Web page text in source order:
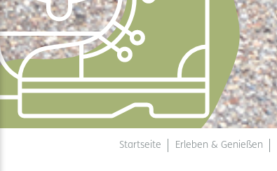
Startseite Erleben & Genießen